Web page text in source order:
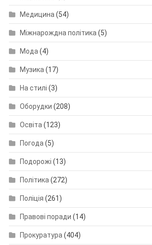
Медицина (54)
Міжнарождна політика (5)
Мода (4)
Музика (17)
На стилі (3)
Оборудки (208)
Освіта (123)
Погода (5)
Подорожі (13)
Політика (272)
Поліція (261)
Правові поради (14)
Прокуратура (404)